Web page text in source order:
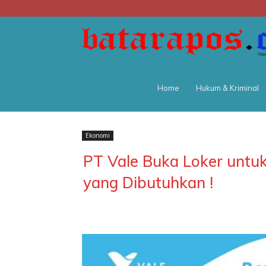
Home Hukum & Kriminal
Ekonomi
PT Vale Buka Loker
yang Dibutuhkan !